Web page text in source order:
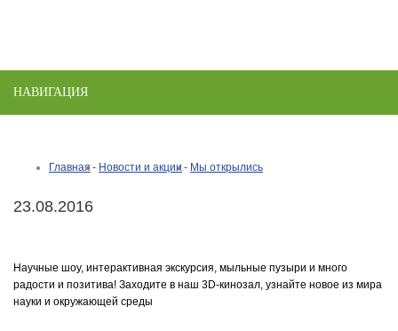
НАВИГАЦИЯ
Главная Новости и акции Мы открылись
23.08.2016
Научные шоу, интерактивная экскурсия, мыльные пузыри и много
радости и позитива! Заходите в наш 3D-кинозал, узнайте новое из мира
науки и окружающей среды